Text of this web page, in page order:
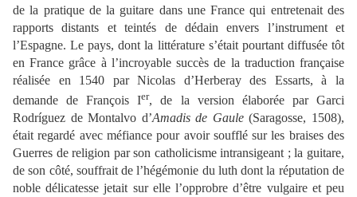
de la pratique de la guitare dans une France qui entretenait des
rapports distants et teintés de dédain envers l’instrument et
l’Espagne. Le pays, dont la littérature s’était pourtant diffusée tôt
en France grâce à l’incroyable succès de la traduction française
réalisée en 1540 par Nicolas d’Herberay des Essarts, à la
demande de François Ier, de la version élaborée par Garci
Rodríguez de Montalvo d’Amadis de Gaule(Saragosse, 1508),
était regardé avec méfiance pour avoir soufflé sur les braises des
Guerres de religion par son catholicisme intransigeant ; la guitare,
de son côté, souffrait de l’hégémonie du luth dont la réputation de
noble délicatesse jetait sur elle l’opprobre d’être vulgaire et peu